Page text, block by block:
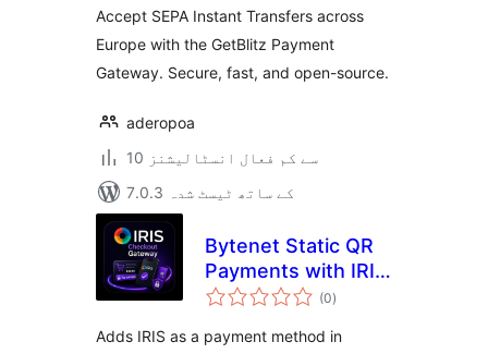
Accept SEPA Instant Transfers across
Europe with the GetBlitz Payment
Gateway. Secure, fast, and open-source.
aderopoa
10 سے کم فعال انسٹالیشنز
7.0.3 کے ساتھ ٹیسٹ شدہ
Bytenet Static QR
Payments with IRIS
for WooCommerce
(0مجموعی
درجہ
)
Adds IRIS as a payment method in